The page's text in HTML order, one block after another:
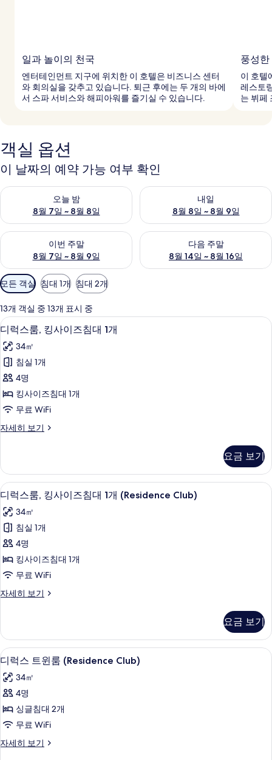
일과 놀이의 천국
엔터테인먼트 지구에 위치한 이 호텔은 비즈니스 센터
와 회의실을 갖추고 있습니다. 퇴근 후에는 두 개의 바에
서 스파 서비스와 해피아워를 즐기실 수 있습니다.
풍성
이 호텔
레스토
는 뷔페
객실 옵션
이 날짜의 예약 가능 여부 확인
오늘 밤
8월 7일 ~ 8월 8일
오늘 밤 예약 가능 여부 확인, 8월 7일 ~ 8월 8일
내일
8월 8일 ~ 8월 9일
내일 예약 가능 여부 확인, 8월
이번 주말
8월 7일 ~ 8월 9일
이번 주말 예약 가능 여부 확인, 8월 7일 ~ 8월 9일
다음 주말
8월 14일 ~ 8월 16일
다음 주말 예약 가능 여부 확인,
객
실
에
사
용
가
능
한
터
모든 객실 침대 1개 침대 2개
13개 객실 중 13개 표시 중
디
럭
스
룸,
킹
사
이
즈
대
개
사
진
모
두
보
기
오리/거위털 이불, 필로우탑 침대, 미니
5
디럭스룸, 킹사이즈침대 1개
34㎡
침실 1개
4명
킹사이즈침대 1개
무료 WiFi
자세히 보기
디
킹
사
이
즈
침
대
개
자
세
히
보
요금 보기
디
럭
스
룸,
킹
사
이
즈
대
개
(Residence
Club)
사
진
모
두
오리/거위털 이불, 필로우탑 침대, 미니
5
디럭스룸, 킹사이즈침대 1개 (Residence Club)
34㎡
침실 1개
4명
킹사이즈침대 1개
무료 WiFi
자세히 보기
디
킹
사
이
즈
침
대
개
(Residence
자
요금 보기
디
럭
스
트
윈
룸
(Residence
오리/거위털 이불, 필로우탑 침대, 미니
5
디럭스 트윈룸 (Residence Club)
34㎡
4명
싱글침대 2개
무료 WiFi
자세히 보기
디